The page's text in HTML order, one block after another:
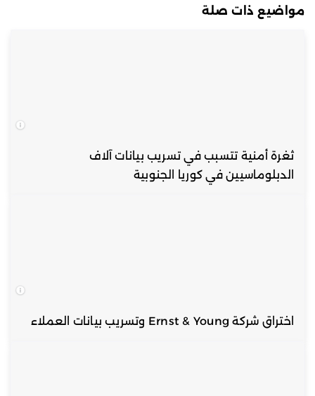
مواضيع ذات صلة
ثغرة أمنية تتسبب في تسريب بيانات آلاف
الدبلوماسيين في كوريا الجنوبية
اختراق شركة Ernst & Young وتسريب بيانات العملاء